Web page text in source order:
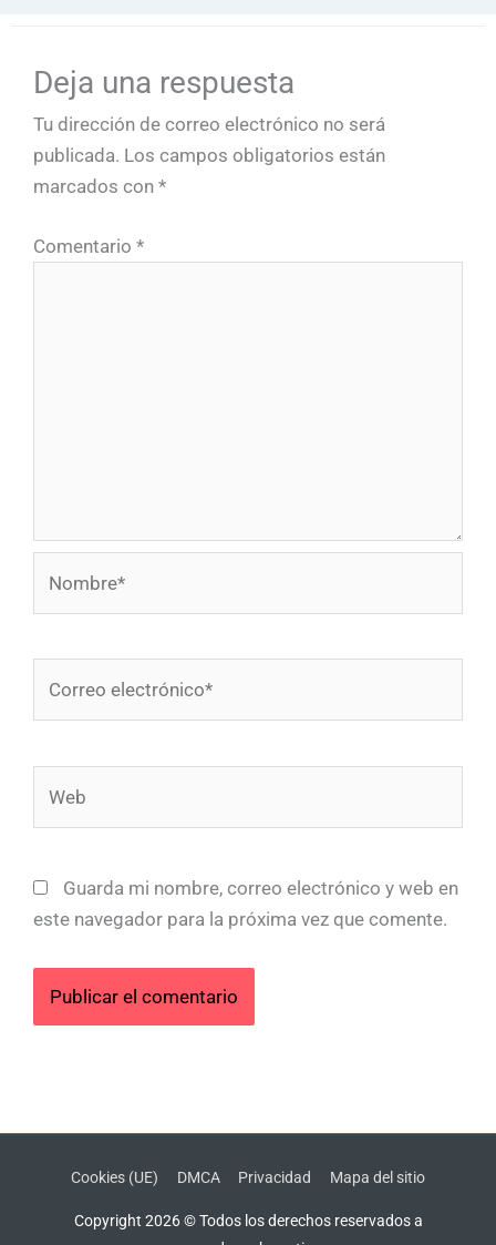
Deja una respuesta
Tu dirección de correo electrónico no será
publicada. Los campos obligatorios están
marcados con *
Comentario *
Guarda mi nombre, correo electrónico y web en
este navegador para la próxima vez que comente.
Cookies (UE) DMCA Privacidad Mapa del sitio
Copyright 2026 © Todos los derechos reservados a